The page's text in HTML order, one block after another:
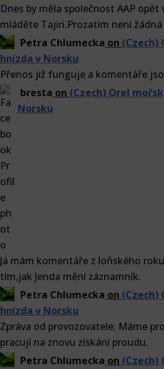
Dnes by měla společnost AAP
mláděte Tajiri.Prozatím není
Petra Chlumecka on (Czech)
hnízda v Norsku
Přenos již funguje a komentáře
bresta on (Czech) Orel
Norsku
Já mám komentáře z loňského
tím,jak Jenda mění záznamník.
Petra Chlumecka on (Czech)
hnízda v Norsku
Zpráva od provozovatele: Máme
pracují na znovu získání proudu.
Petra Chlumecka on (Czech)